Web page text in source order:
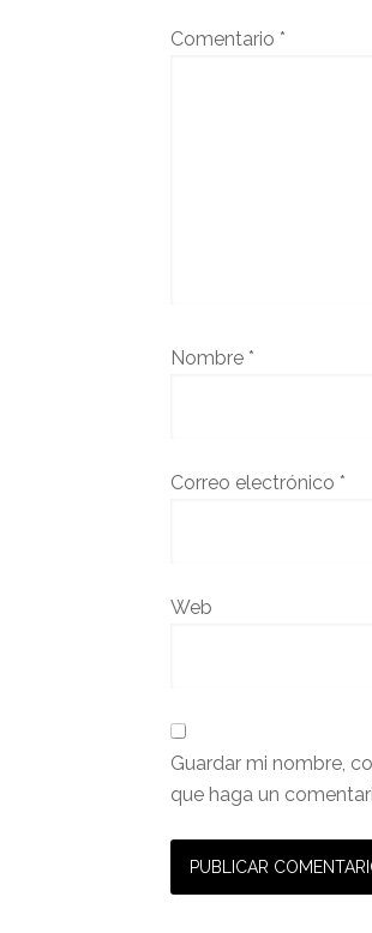
Comentario *
Nombre *
Correo electrónico *
Web
Guardar mi nombre,
que haga un